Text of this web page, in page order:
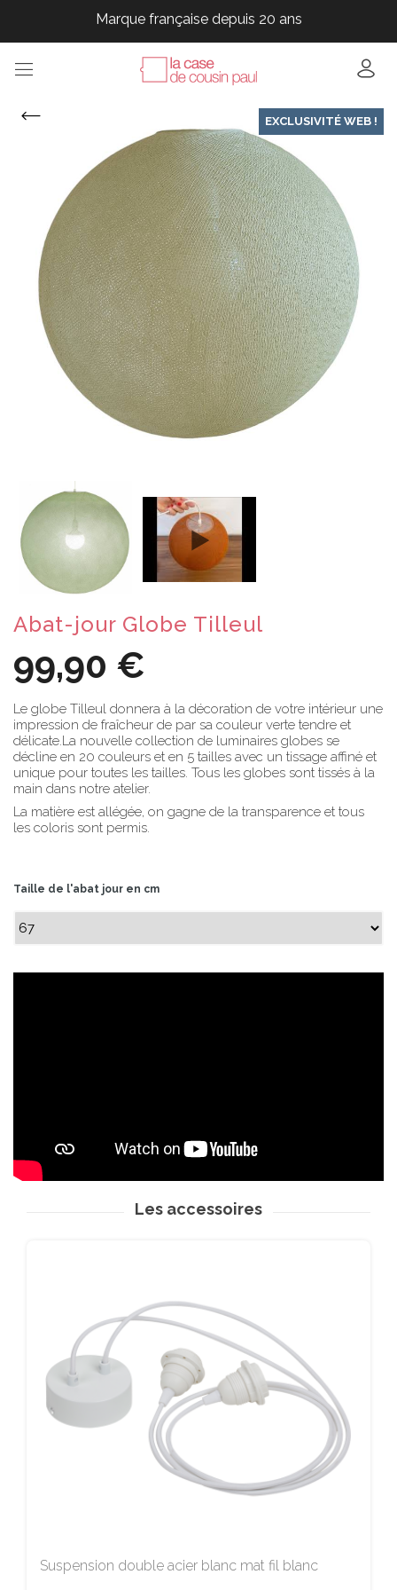
Marque française depuis 20 ans
Marque française depuis 20 ans
EXCLUSIVITÉ WEB !
Abat-jour Globe Tilleul
99,90 €
Le globe Tilleul donnera à la décoration de votre intérieur une
impression de fraîcheur de par sa couleur verte tendre et
délicate.La nouvelle collection de luminaires globes se
décline en 20 couleurs et en 5 tailles avec un tissage affiné et
unique pour toutes les tailles. Tous les globes sont tissés à la
main dans notre atelier.
La matière est allégée, on gagne de la transparence et tous
les coloris sont permis.
Taille de l'abat jour en cm
Les accessoires
Suspension double acier blanc mat fil blanc